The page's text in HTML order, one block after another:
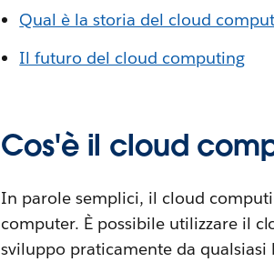
Qual è la storia del cloud
Il futuro del cloud computing
Cos'è il cloud
In parole semplici, il cloud
computer. È possibile utilizzare il
sviluppo praticamente da